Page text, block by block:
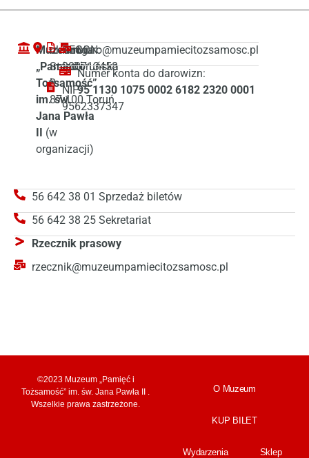
Muzeum
„Pamięć i
Tożsamość”
im. św.
Jana Pawła
II (w
organizacji)
ul. Droga
Starotoruńska
3
87-100 Toruń
REGON:
380713458
NIP:
9562337347
biuro@muzeumpamiecitozsamosc.pl
Numer konta do darowizn:
95 1130 1075 0002 6182 2320 0001
56 642 38 01 Sprzedaż biletów
56 642 38 25 Sekretariat
Rzecznik prasowy
rzecznik@muzeumpamiecitozsamosc.pl
©2023 Muzeum „Pamięć i
Tożsamość” im. św. Jana Pawła II .
Wszelkie prawa zastrzeżone.
O Muzeum
KUP BILET
Wydarzenia Sklep